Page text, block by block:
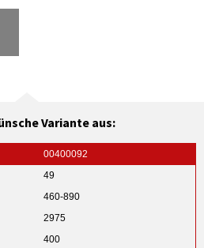
Variante aus:
00400092
49
460-890
2975
400